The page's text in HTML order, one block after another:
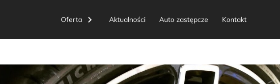
Oferta Aktualności Auto zastępcze Kontakt